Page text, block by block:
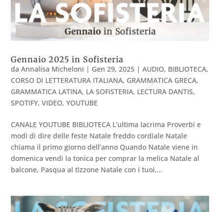
Gennaio 2025 in Sofisteria
daAnnalisa Micheloni | Gen 29, 2025 |AUDIO, BIBLIOTECA,
CORSO DI LETTERATURA ITALIANA, GRAMMATICA GRECA,
GRAMMATICA LATINA, LA SOFISTERIA, LECTURA DANTIS,
SPOTIFY,VIDEO,YOUTUBE
CANALE YOUTUBE BIBLIOTECA L’ultima lacrima Proverbi e
modi di dire delle feste Natale freddo cordiale Natale
chiama il primo giorno dell’anno Quando Natale viene in
domenica vendi la tonica per comprar la melica Natale al
balcone, Pasqua al tizzone Natale con i tuoi,...